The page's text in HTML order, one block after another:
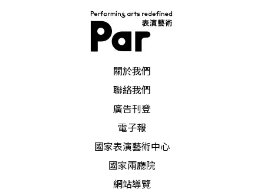
《天國出走》（1997）為例，說明其主題在於表現
「編舞家眼中理想主義幻滅的年代」。然而《天國
出走》以「舞蹈劇場」的形式呈現現實一幀又一幀
的混亂景象，社會批判的主題顯然力有未逮，表現
的終究仍是身體景觀（spectacle）的概念而已。
把這一支舞作連結到同書第四章〈身體．歷史．性
別．權力〉，有關八○年代林懷民、陶馥蘭，及九
○年代蕭渥廷等編舞家有關現實性的幾支舞作，看
關於我們
聯絡我們
廣告刊登
電子報
國家表演藝術中心
國家兩廳院
網站導覽